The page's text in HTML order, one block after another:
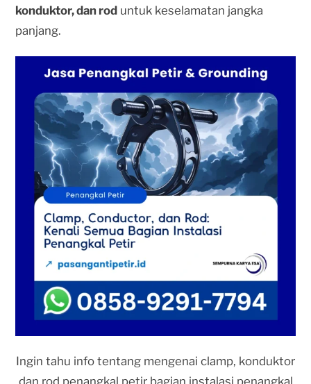
konduktor, dan rod untuk keselamatan jangka
panjang.
Ingin tahu info tentang mengenai clamp, konduktor